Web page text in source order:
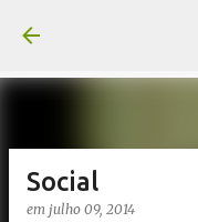
Social
em julho 09, 2014